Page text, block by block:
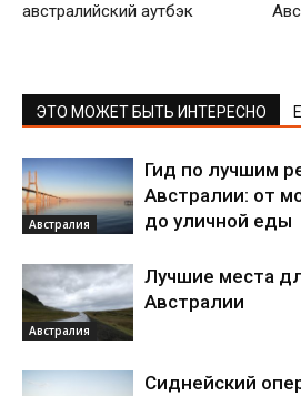
австралийский аутбэк
ЭТО МОЖЕТ БЫТЬ ИНТЕРЕСНО
Австралия
Гид по лучшим
Австралии: от
до уличной еды
Австралия
Лучшие места
Австралии
Сиднейский